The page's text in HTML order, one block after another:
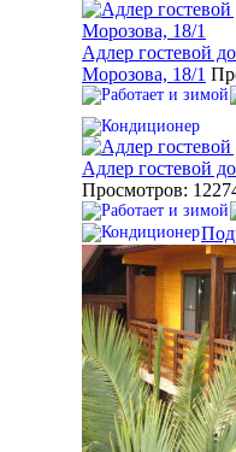
Адлер гостевой
Морозова, 18/1
Адлер гостевой
Просмотров: